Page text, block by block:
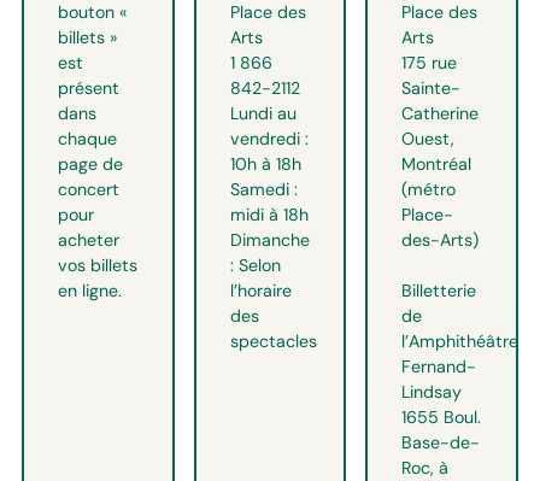
bouton «
billets »
est
présent
dans
chaque
page de
concert
pour
acheter
vos billets
en ligne.
Place des
Arts
1 866
842-2112
Lundi au
vendredi :
10h à 18h
Samedi :
midi à 18h
Dimanche
: Selon
l’horaire
des
spectacles
Place des
Arts
175 rue
Sainte-
Catherine
Ouest,
Montréal
(métro
Place-
des-Arts)
Billetterie
de
l’Amphithéâtre
Fernand-
Lindsay
1655 Boul.
Base-de-
Roc, à